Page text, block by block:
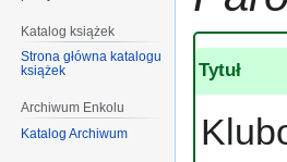
Tytuł
Katalog książek
Strona główna katalogu
książek
Archiwum Enkolu
Katalog Archiwum